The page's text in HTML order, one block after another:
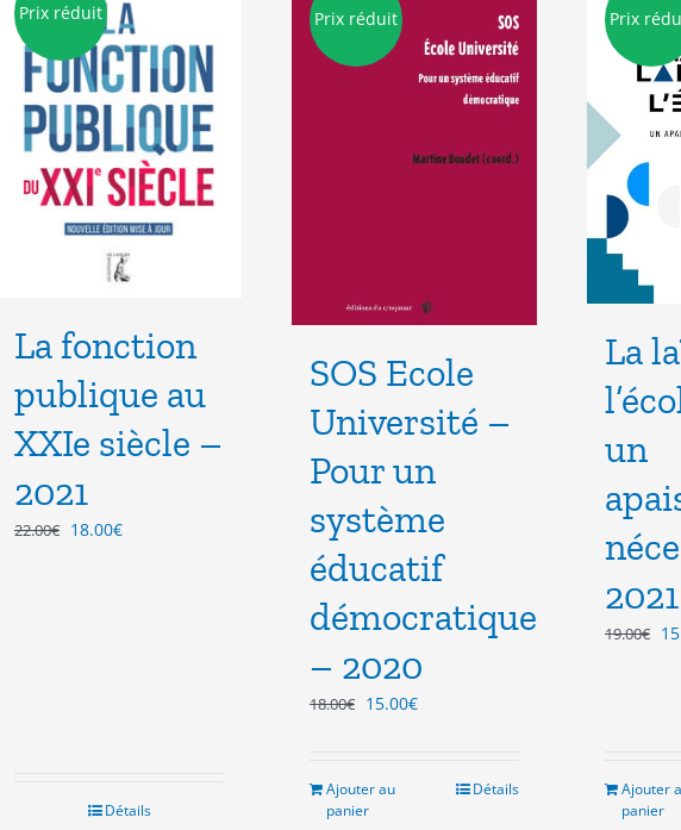
Prix réduit
La fonction
publique au
XXIe siècle –
2021
22.00€ Le
18.00€Le
Détails
Prix réduit
SOS Ecole
Université –
Pour un
système
éducatif
démocratique
– 2020
18.00€ Le
18.00€.
15.00€Le
Ajouter au
panier
Détails
Prix
La
un
2021
19.00€ Le
Ajouter
panier